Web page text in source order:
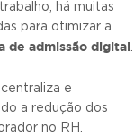
há muitas
para otimizar a
de admissão digital.
e
a redução dos
no RH.